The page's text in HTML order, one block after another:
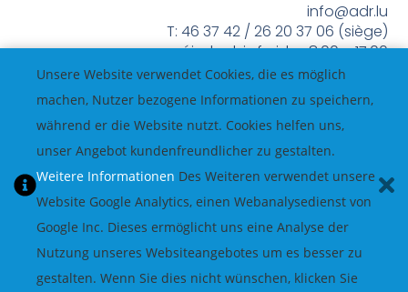
info@adr.lu
T: 46 37 42 / 26 20 37 06 (siège)
méindes bis freides 8:00 – 17:00
Unsere Website verwendet Cookies, die es möglich
machen, Nutzer bezogene Informationen zu speichern,
während er die Website nutzt. Cookies helfen uns,
unser Angebot kundenfreundlicher zu gestalten.
Weitere Informationen Des Weiteren verwendet unsere
Website Google Analytics, einen Webanalysedienst von
Google Inc. Dieses ermöglicht uns eine Analyse der
Nutzung unseres Websiteangebotes um es besser zu
gestalten. Wenn Sie dies nicht wünschen, klicken Sie